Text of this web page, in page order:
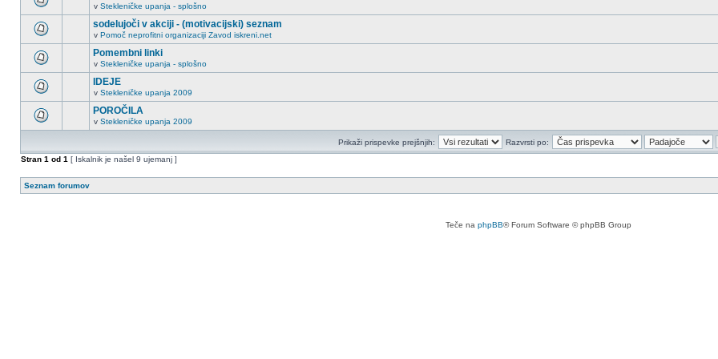
v Stekleničke upanja - splošno
sodelujoči v akciji - (motivacijski) seznam
v Pomoč neprofitni organizaciji Zavod iskreni.net
Pomembni linki
v Stekleničke upanja - splošno
IDEJE
v Stekleničke upanja 2009
POROČILA
v Stekleničke upanja 2009
Prikaži prispevke prejšnjih:
Razvrsti po:
Stran 1 od 1 [ Iskalnik je našel 9 ujemanj ]
Seznam forumov
Teče na phpBB® Forum Software © phpBB Group